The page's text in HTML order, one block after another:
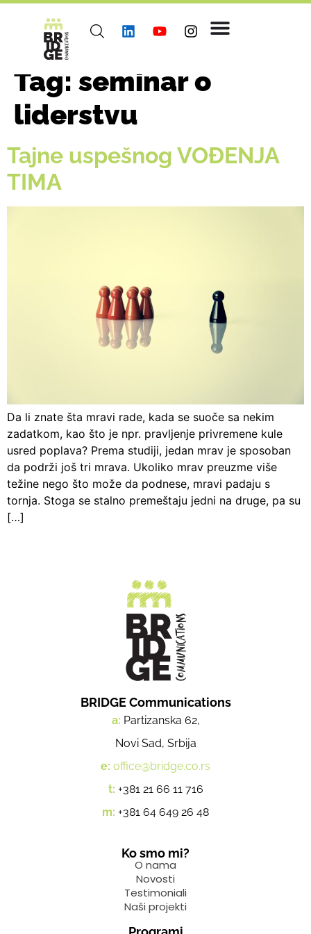
Tag: seminar o
liderstvu
Tajne uspešnog VOĐENJA
TIMA
Da li znate šta mravi rade, kada se suoče sa nekim
zadatkom, kao što je npr. pravljenje privremene kule
usred poplava? Prema studiji, jedan mrav je sposoban
da podrži još tri mrava. Ukoliko mrav preuzme više
težine nego što može da podnese, mravi padaju s
tornja. Stoga se stalno premeštaju jedni na druge, pa su
[…]
BRIDGE Communications
a: Partizanska 62,
Novi Sad, Srbija
e: office@bridge.co.rs
t: +381 21 66 11 716
m: +381 64 649 26 48
Ko smo mi?
O nama
Novosti
Testimoniali
Naši projekti